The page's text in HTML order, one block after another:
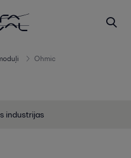
Ohmic
industrijas